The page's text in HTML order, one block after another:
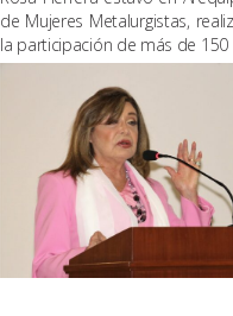
de Mujeres Metalurgistas,
la participación de más de 150